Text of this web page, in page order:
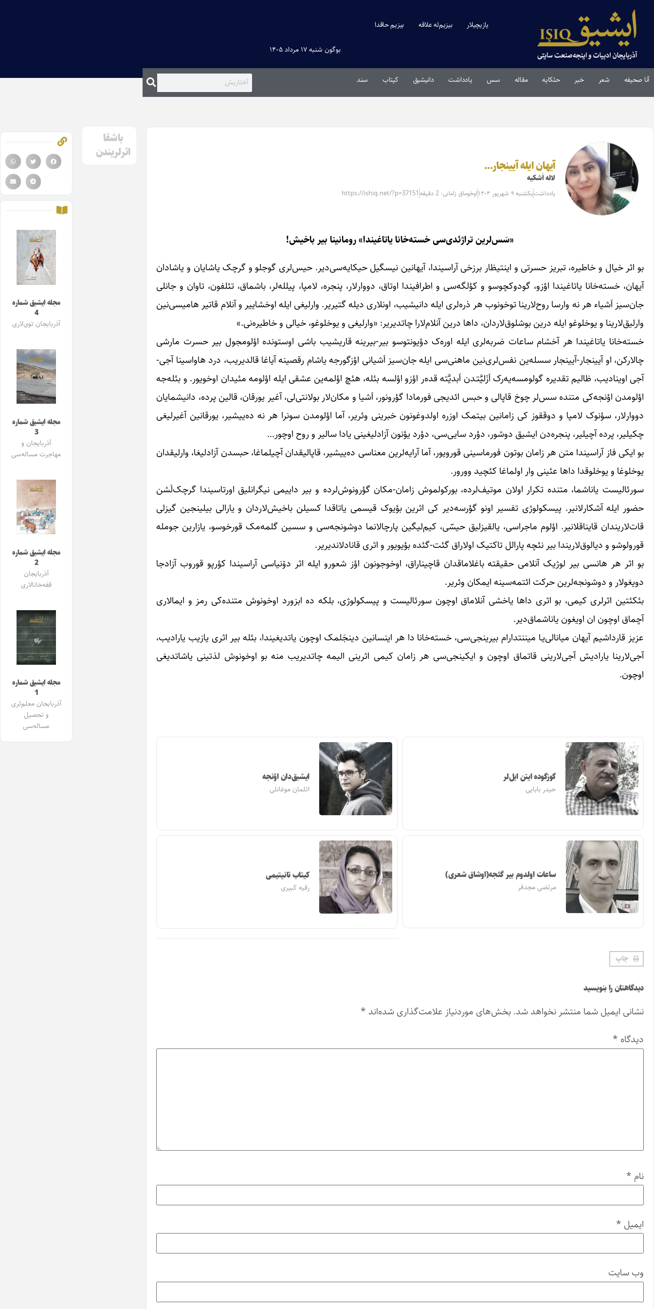
یازیچیلار بیزیم‌له علاقه بیزیم حاقدا
بوگون شنبه ۱۷ مرداد ۱۴۰۵
آنا صحیفه شعر خبر حئکایه مقاله‌ سس یادداشت دانیشیق کیتاب سند
آیهان ایله آیینجار…
لاله اَشکیه
یادداشتیکشنبه ۹ شهریور ۱۴۰۴ اوخوماق زامانی: 2 دقیقه https://ishiq.net/?p=37151
«سَس‌لرین تراژئدی‌سی خسته‌خانا یاتاغیندا» رومانینا بیر باخیش!
بو اثر خیال و خاطیره، تبریز حسرتی و اینتیظار برزخی آراسیندا، آیهانین نیسگیل حیکایه‌سی‌دیر. حیس‌لری ‌گوجلو و گرچک یاشایان و یاشادان
آیهان، خسته‌خانا یاتاغیندا ‌اؤزو، گودوکچوسو و کؤلگه‌سی و اطرافیندا اوتاق، دووارلار، پنجره، لامپا، پیلله‌لر، باشماق، تئلفون، تاوان و جانلی
جان‌سیز اَشیاء هر نه وارسا روح‌لارینا توخونوب هر ذره‌لری ایله دانیشیب، اونلاری دیله گتیریر. وارلیغی ایله اوخشاییر و آنلام قاتیر هامیسی‌نین
وارلیق‌لارینا و یوخلوغو ایله درین بوشلوق‌‌لاردان، داها درین آنلام‌لارا چاتدیریر: «وارلیغی و یوخلوغو، خیالی و خاطیره‌نی.»
خسته‌خانا یاتاغیندا هر آخشام ساعات ضربه‌لری ایله اوره‌ک دؤیونتوسو بیر-بیرینه قاریشیب باشی اوستونده اؤلومجول بیر حسرت مارشی
چالارکن، او آیینجار-آیینجار سسله‌ین نفس‌لری‌نین ماهنی‌سی ایله جان‌سیز اَشیانی اؤزگورجه یاشام رقصینه آیاغا قالدیریب، درد هاواسینا آجی‌-
آجی اوینادیب، ظالیم تقدیره گولومسه‌یه‌رک اَزَلیَّتـدن اَبدیَّته قده‌ر ‌اؤزو اؤلسه بئله، هئچ اؤلمه‌ین عشقی ایله اؤلومه مئیدان اوخویور. و بئله‌جه
اؤلومدن اؤنجه‌کی متنده سس‌لر چوخ قاپالی و حبس ائدیجی فورمادا گؤرونور، اَشیا و مکان‌لار بولانتی‌لی، آغیر یورقان، قالین پرده، دانیشمایان
دووارلار، سؤنوک لامپا و دوققوز کی زامانین بیتمک اوزره اولدوغونون خبرینی وئریر‌، آما اؤلومدن سونرا هر نه ده‌ییشیر، یورقانین آغیرلیغی
چکیلیر، پرده آچیلیر، پنجره‌دن ایشیق دوشور، دؤرد سایی‌سی، دؤرد یؤنون آزادلیغینی یادا سالیر و روح اوچور…
بو ایکی فاز آراسیندا متن هر زامان بوتون فورماسینی قورویور، آما آرایه‌لرین معناسی ده‌ییشیر، قاپالیقدان آچیلماغا، حبسدن آزادلیغا، وارلیقدان
یوخلوغا و یوخلوقدا داها عئینی وار اولماغا کئچید وورور.
سورئالیست یاناشما، متنده تکرار اولان موتیف‌لرده، بورکولموش زامان-مکان گؤرونوش‌لرده و بیر داییمی نیگرانلیق اورتاسیندا گرچک‌لَشن
حضور ایله آشکارلانیر. پیسکولوژی تفسیر اونو گؤرسه‌دیر کی اثرین بؤیوک قیسمی یاتاقدا کسیلن باخیش‌لاردان و یارالی بیلینجین گیزلی
قات‌لاریندان قایناقلانیر. اؤلوم ماجراسی، یالقیزلیق حیسّی، کیم‌لیگین پارچالانما دوشونجه‌سی و سسین گلمه‌مک قورخوسو، یازارین جومله
قورولوشو و دیالوق‌لاریندا بیر نئچه پارالل تاکتیک اولاراق گئت-گئده بؤیویور و اثری قانادلاندیریر.
بو اثر هر هانسی بیر لوژیک آنلامی حقیقته باغلاماقدان قاچیناراق، اوخوجونون اؤز شعورو ایله اثر دۆنیاسی آراسیندا کؤرپو قوروب آزادجا
دویغولار و دوشونجه‌لرین حرکت ائتمه‌سینه ایمکان وئریر.
بئکئتین اثرلری کیمی، بو اثری داها یاخشی آنلاماق اوچون سورئالیست و پیسکولوژی، بلکه ده ابزورد اوخونوش متنده‌کی رمز و ایمالاری
آچماق اوچون ان اویغون یاناشماق‌دیر.
عزیز قارداشیم آیهان میانالی‌یـا میننتدارام بیرینجی‌سی، خسته‌خانا دا هر اینسانین دینجَلمک اوچون یاتدیغیندا، بئله بیر اثری یازیب یارادیب،
آجی‌لارینا یارادیش آجی‌لارینی قاتماق اوچون و ایکینجی‌سی هر زامان کیمی اثرینی الیمه چاتدیریب منه بو اوخونوش لذتینی یاشاتدیغی
اوچون.
گوزگوده ایتن ایل‌لر
حیدر بابایی
ایشیق‌دان اؤنجه
ائلمان موغانلی
ساعات اولدوم بیر گئجه(اوشاق شعری)
مرتضی مجدفر
کیتاب تانیتیمی
رقیه کبیری
چاپ
دیدگاهتان را بنویسید
نشانی ایمیل شما منتشر نخواهد شد. بخش‌های موردنیاز علامت‌گذاری شده‌اند *
دیدگاه *
نام *
ایمیل *
وب‌ سایت
باشقا
اثرلریندن
مجله ایشیق شماره
4
آذربایجان توی‌لاری
مجله ایشیق شماره
3
آذربایجان و
مهاجرت مساله‌سی
مجله ایشیق شماره
2
آذربایجان
قفه‌خانالاری
مجله ایشیق شماره
1
آذربایجان معلم‌لری
و تحصیل
مساله‌سی